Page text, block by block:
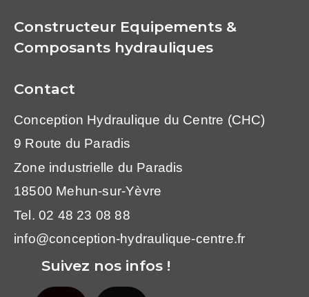
Constructeur Equipements &
Composants hydrauliques
Contact
Conception Hydraulique du Centre (CHC)
9 Route du Paradis
Zone industrielle du Paradis
18500 Mehun-sur-Yèvre
Tel. 02 48 23 08 88
info@conception-hydraulique-centre.fr
Suivez nos infos !